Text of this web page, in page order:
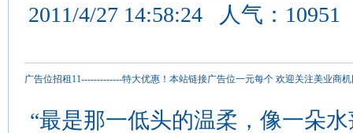
2011/4/27 14:58:24 人气：
广告位招租11-------------特大优惠！本站链接广告位一元每个 欢迎关注美业商
“最是那一低头的温柔，像一朵